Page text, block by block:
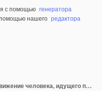
с помощью генератора
нашего редактора
Высокоугольное размытое движение человека, идущего по переходу зебры